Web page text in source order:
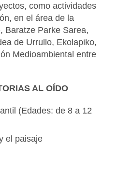
como actividades
en el área de la
Baratze Parke Sarea,
de Urrullo, Ekolapiko,
Medioambiental entre
AL OÍDO
(Edades: de 8 a 12
el paisaje